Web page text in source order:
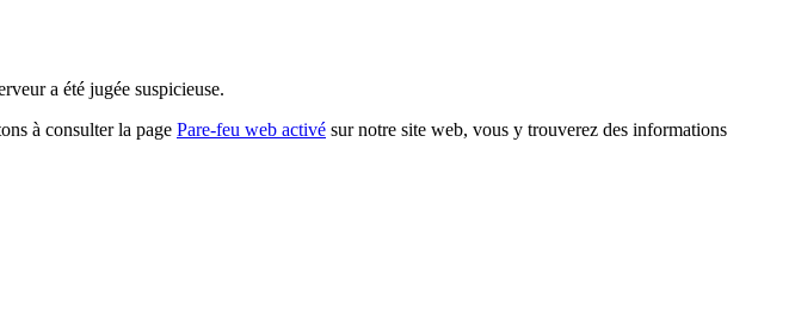
a été jugée suspicieuse.
à consulter la page Pare-feu web activé sur notre site web, vous y trouverez des informations